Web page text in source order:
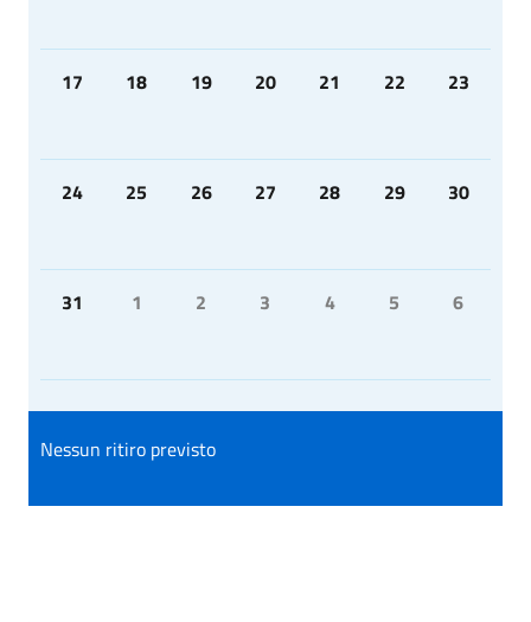
17 18 19 20 21 22 23
24 25 26 27 28 29 30
31 1 2 3 4 5 6
Nessun ritiro previsto